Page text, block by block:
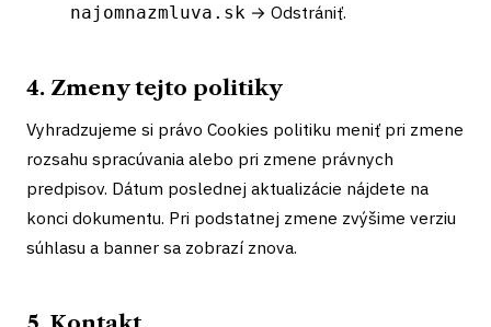
najomnazmluva.sk → Odstrániť.
4. Zmeny tejto politiky
Vyhradzujeme si právo Cookies politiku meniť pri zmene
rozsahu spracúvania alebo pri zmene právnych
predpisov. Dátum poslednej aktualizácie nájdete na
konci dokumentu. Pri podstatnej zmene zvýšime verziu
súhlasu a banner sa zobrazí znova.